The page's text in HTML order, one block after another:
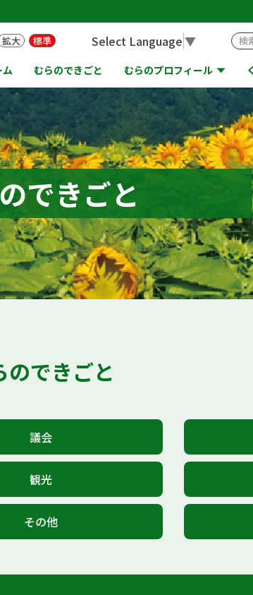
ム むらのできごと むらのプロフィール
拡大 標準 Select Language▼
できごと
のできごと
議会
観光
その他